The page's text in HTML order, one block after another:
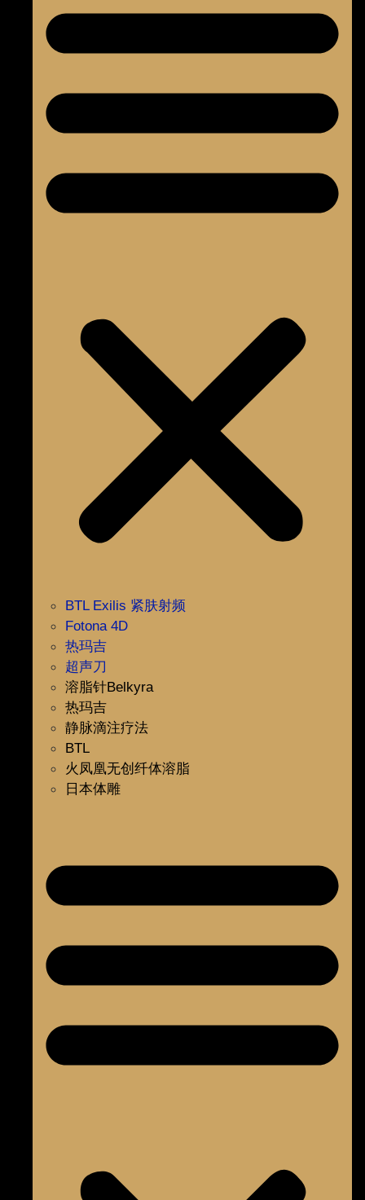
BTL Exilis 紧肤射频
Fotona 4D
热玛吉
超声刀
溶脂针Belkyra
热玛吉
静脉滴注疗法
BTL
火凤凰无创纤体溶脂
日本体雕